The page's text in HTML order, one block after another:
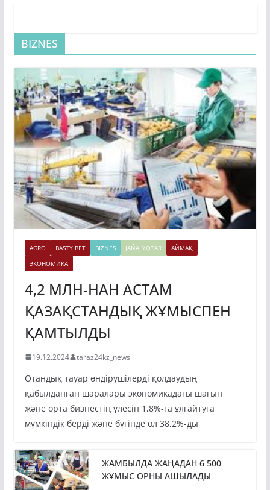
BIZNES
AGRO BASTY BET BIZNES JAŃALYQTAR
АЙМАҚ
ЭКОНОМИКА
4,2 МЛН-НАН АСТАМ
ҚАЗАҚСТАНДЫҚ ЖҰМЫСПЕН
ҚАМТЫЛДЫ
19.12.2024 taraz24kz_news
Отандық тауар өндірушілерді қолдаудың
қабылданған шаралары экономикадағы шағын
және орта бизнестің үлесін 1,8%-ға ұлғайтуға
мүмкіндік берді және бүгінде ол 38,2%-ды
ЖАМБЫЛДА ЖАҢАДАН 6 500
ЖҰМЫС ОРНЫ АШЫЛАДЫ